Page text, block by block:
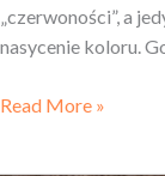
„czerwoności”, a
nasycenie koloru.
Read More »